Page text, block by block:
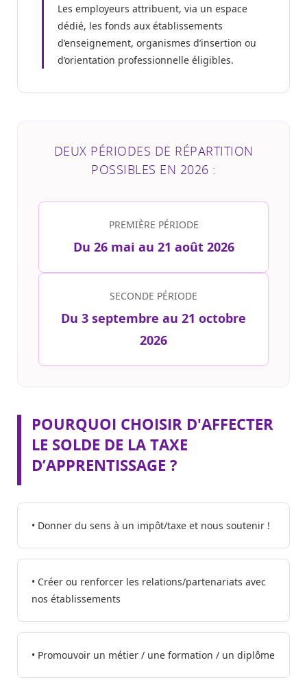
Les employeurs attribuent, via un espace
dédié, les fonds aux établissements
d’enseignement, organismes d’insertion ou
d’orientation professionnelle éligibles.
DEUX PÉRIODES DE RÉPARTITION
POSSIBLES EN 2026 :
PREMIÈRE PÉRIODE
Du 26 mai au 21 août 2026
SECONDE PÉRIODE
Du 3 septembre au 21 octobre
2026
POURQUOI CHOISIR D'AFFECTER
LE SOLDE DE LA TAXE
D’APPRENTISSAGE ?
• Donner du sens à un impôt/taxe et nous soutenir !
• Créer ou renforcer les relations/partenariats avec
nos établissements
• Promouvoir un métier / une formation / un diplôme